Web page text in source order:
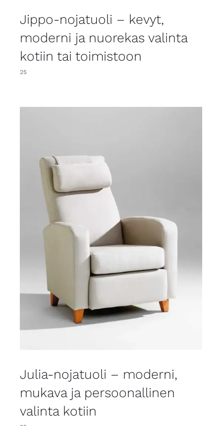
Jippo-nojatuoli – kevyt,
moderni ja nuorekas valinta
kotiin tai toimistoon
25
Julia-nojatuoli – moderni,
mukava ja persoonallinen
valinta kotiin